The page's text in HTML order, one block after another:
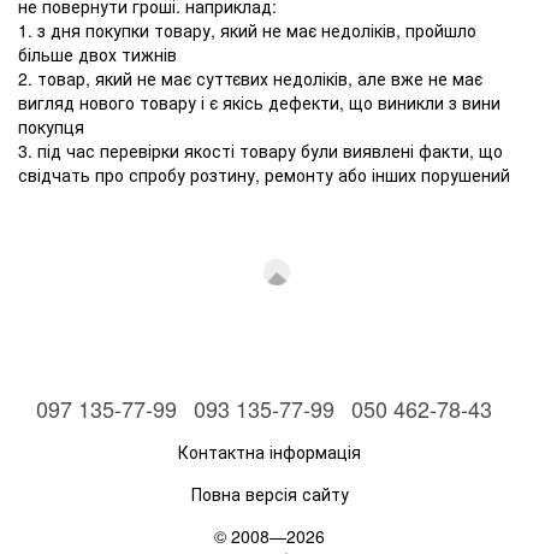
не повернути гроші. наприклад:
1. з дня покупки товару, який не має недоліків, пройшло
більше двох тижнів
2. товар, який не має суттєвих недоліків, але вже не має
вигляд нового товару і є якісь дефекти, що виникли з вини
покупця
3. під час перевірки якості товару були виявлені факти, що
свідчать про спробу розтину, ремонту або інших порушений
097 135-77-99 093 135-77-99 050 462-78-43
Контактна інформація
Повна версія сайту
© 2008—2026